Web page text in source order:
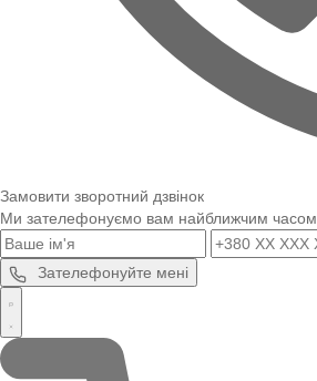
Замовити зворотний дзвінок
Ми зателефонуємо вам найближчим часом
Зателефонуйте мені